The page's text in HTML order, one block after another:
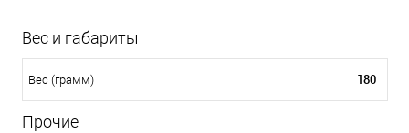
Вес и габариты
Вес (грамм) 180
Прочие